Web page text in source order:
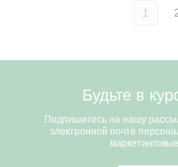
1
Будьте в
Подпишитесь на нашу
электронной почте